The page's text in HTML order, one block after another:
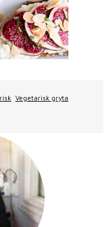
Vegetarisk gryta